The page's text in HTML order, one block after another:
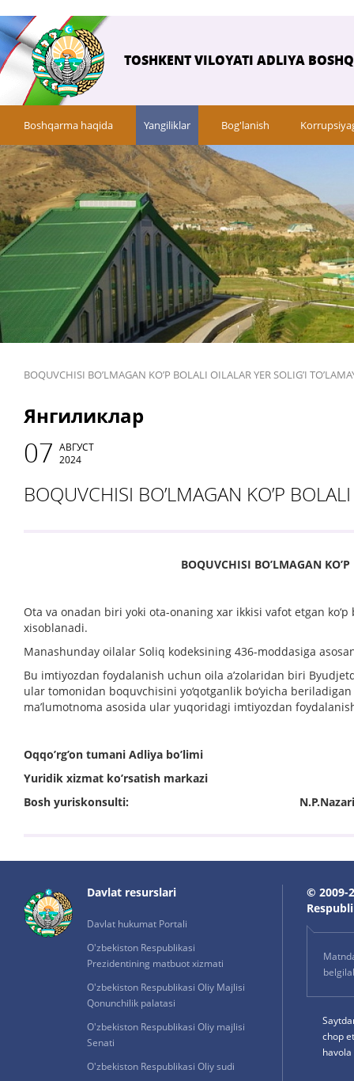
TOSHKENT VILOYATI ADLIYA
Boshqarma haqida Yangiliklar Bog'lanish
BOQUVCHISI BO’LMAGAN KO’P BOLALI OILALAR YER SOLIG’I
Янгиликлар
07 АВГУСТ
2024
BOQUVCHISI BO’LMAGAN KO’P
BOQUVCHISI BO’LMAGAN
Ota va onadan biri yoki ota-onaning xar ikkisi vafot etgan
xisoblanadi.
Manashunday oilalar Soliq kodeksining 436-moddasiga
Bu imtiyozdan foydalanish uchun oila a’zolaridan biri
ular tomonidan boquvchisini yo‘qotganlik bo‘yicha
ma’lumotnoma asosida ular yuqoridagi imtiyozdan
Oqqo’rg’on tumani Adliya bo’limi
Yuridik xizmat ko’rsatish markazi
Bosh yuriskonsulti:
Davlat resurslari
Davlat hukumat Portali
O'zbekiston Respublikasi
Prezidentining matbuot xizmati
O'zbekiston Respublikasi Oliy Majlisi
Qonunchilik palatasi
O'zbekiston Respublikasi Oliy majlisi
Senati
O'zbekiston Respublikasi Oliy sudi
© 2009-
chop